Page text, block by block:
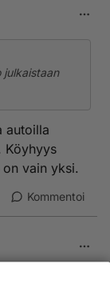
julkaistaan
autoilla
Köyhyys
vain yksi.
Kommentoi